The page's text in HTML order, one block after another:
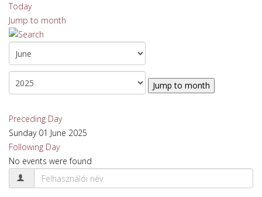
Today
Jump to month
Jump to month
Preceding Day
Sunday 01 June 2025
Following Day
No events were found